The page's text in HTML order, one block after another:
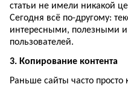
статьи не имели никакой
Сегодня всё по-другому:
интересными, полезными и
пользователей.
3. Копирование контента
Раньше сайты часто просто